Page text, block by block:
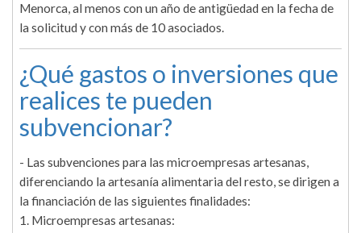
Menorca, al menos con un año de antigüedad en la fecha de
la solicitud y con más de 10 asociados.
¿Qué gastos o inversiones que
realices te pueden
subvencionar?
- Las subvenciones para las microempresas artesanas,
diferenciando la artesanía alimentaria del resto, se dirigen a
la financiación de las siguientes finalidades:
1. Microempresas artesanas: